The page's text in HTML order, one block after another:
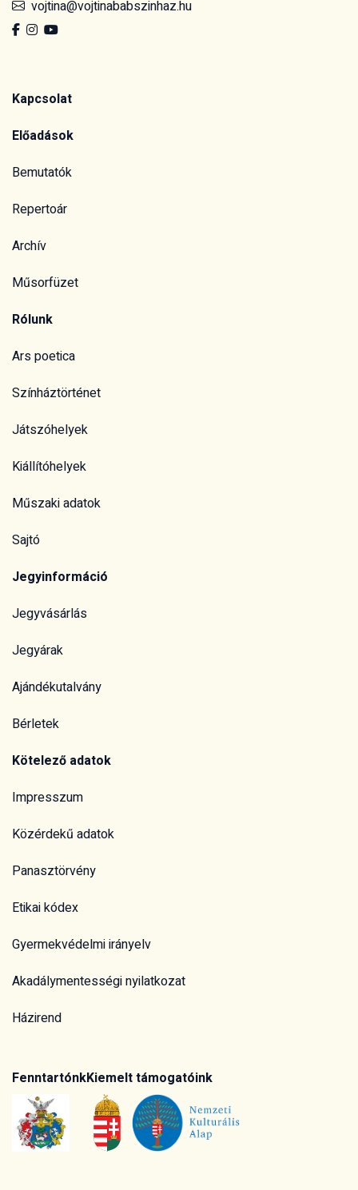
vojtina@vojtinababszinhaz.hu
Kapcsolat
Előadások
Bemutatók
Repertoár
Archív
Műsorfüzet
Rólunk
Ars poetica
Színháztörténet
Játszóhelyek
Kiállítóhelyek
Műszaki adatok
Sajtó
Jegyinformáció
Jegyvásárlás
Jegyárak
Ajándékutalvány
Bérletek
Kötelező adatok
Impresszum
Közérdekű adatok
Panasztörvény
Etikai kódex
Gyermekvédelmi irányelv
Akadálymentességi nyilatkozat
Házirend
FenntartónkKiemelt támogatóink